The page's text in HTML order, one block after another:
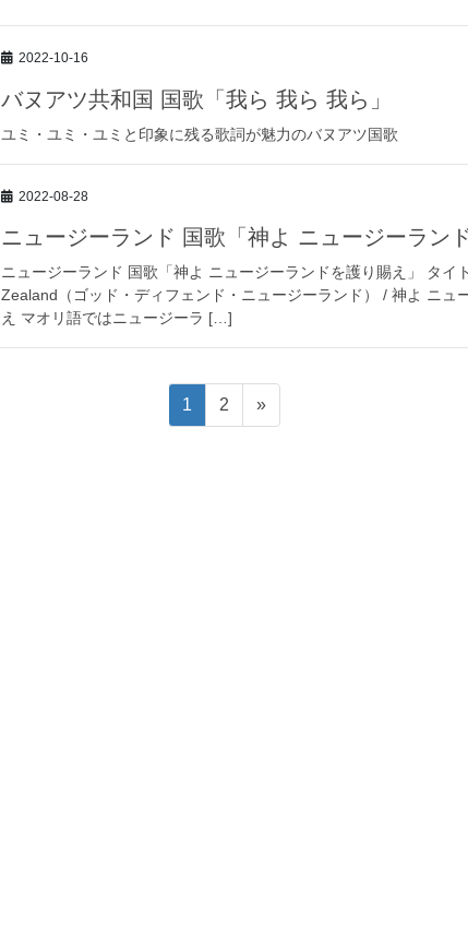
2022-10-16
バヌアツ共和国 国歌「我ら 我ら 我ら」
ユミ・ユミ・ユミと印象に残る歌詞が魅力のバヌアツ国歌
2022-08-28
ニュージーランド 国歌「神よ ニュージーラン
ニュージーランド 国歌「神よ ニュージーランドを護り賜え」 タイ
Zealand（ゴッド・ディフェンド・ニュージーランド） / 神よ ニュ
え マオリ語ではニュージーラ […]
1 2 »